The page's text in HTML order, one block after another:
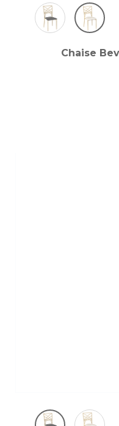
Chaise